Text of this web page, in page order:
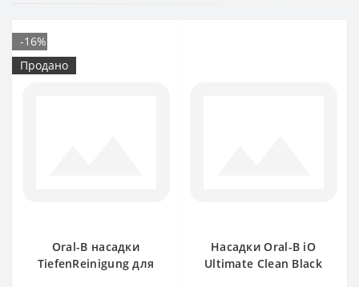
-16%
Продано
Oral-B насадки
TiefenReinigung для
Насадки Oral-B iO
Ultimate Clean Black